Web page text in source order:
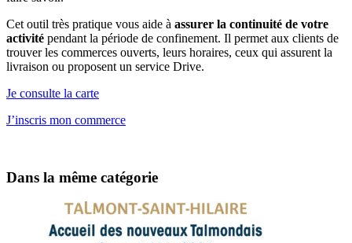
Cet outil très pratique vous aide à assurer la continuité de votre
activité pendant la période de confinement. Il permet aux clients de
trouver les commerces ouverts, leurs horaires, ceux qui assurent la
livraison ou proposent un service Drive.
Je consulte la carte
J’inscris mon commerce
Dans la même catégorie